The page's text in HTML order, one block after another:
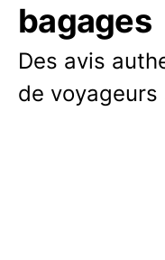
bagages
Des avis
de